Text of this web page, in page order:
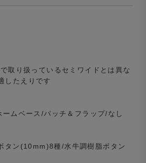
取り扱っているセミワイドとは異な
したえりです
ムベース/パッチ＆フラップ/なし
タン(10mm)8種/水牛調樹脂ボタン